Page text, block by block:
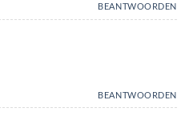
BEANTWOORDEN
BEANTWOORDEN